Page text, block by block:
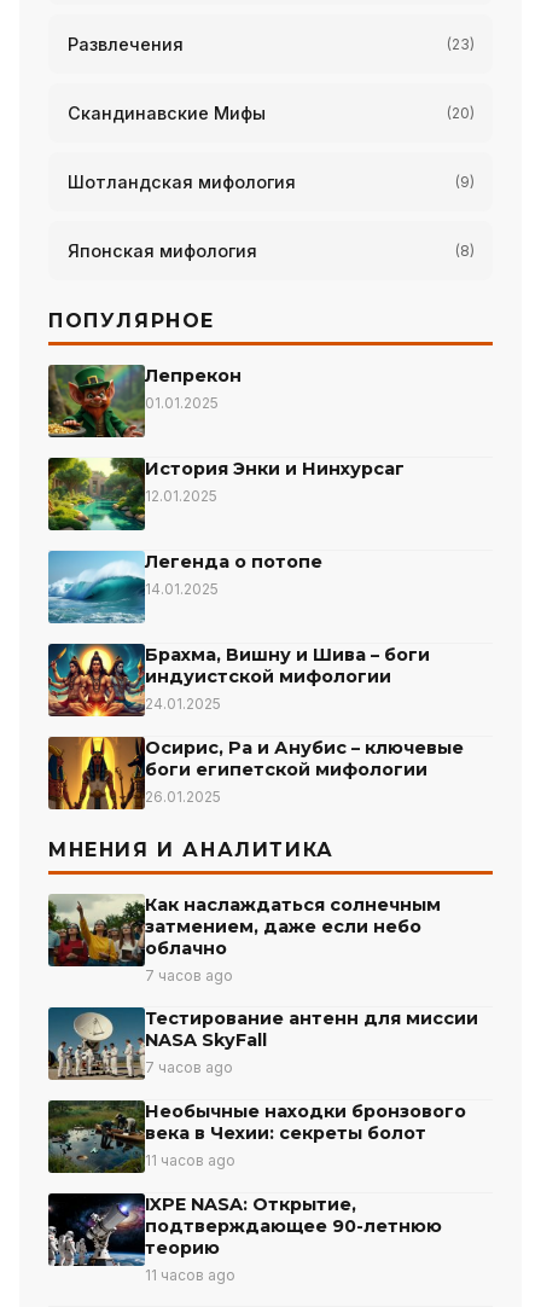
Развлечения (23)
Скандинавские Мифы (20)
Шотландская мифология (9)
Японская мифология (8)
ПОПУЛЯРНОЕ
Лепрекон
01.01.2025
История Энки и Нинхурсаг
12.01.2025
Легенда о потопе
14.01.2025
Брахма, Вишну и Шива – боги
индуистской мифологии
24.01.2025
Осирис, Ра и Анубис – ключевые
боги египетской мифологии
26.01.2025
МНЕНИЯ И АНАЛИТИКА
Как наслаждаться солнечным
затмением, даже если небо
облачно
7 часов ago
Тестирование антенн для миссии
NASA SkyFall
7 часов ago
Необычные находки бронзового
века в Чехии: секреты болот
11 часов ago
IXPE NASA: Открытие,
подтверждающее 90-летнюю
теорию
11 часов ago